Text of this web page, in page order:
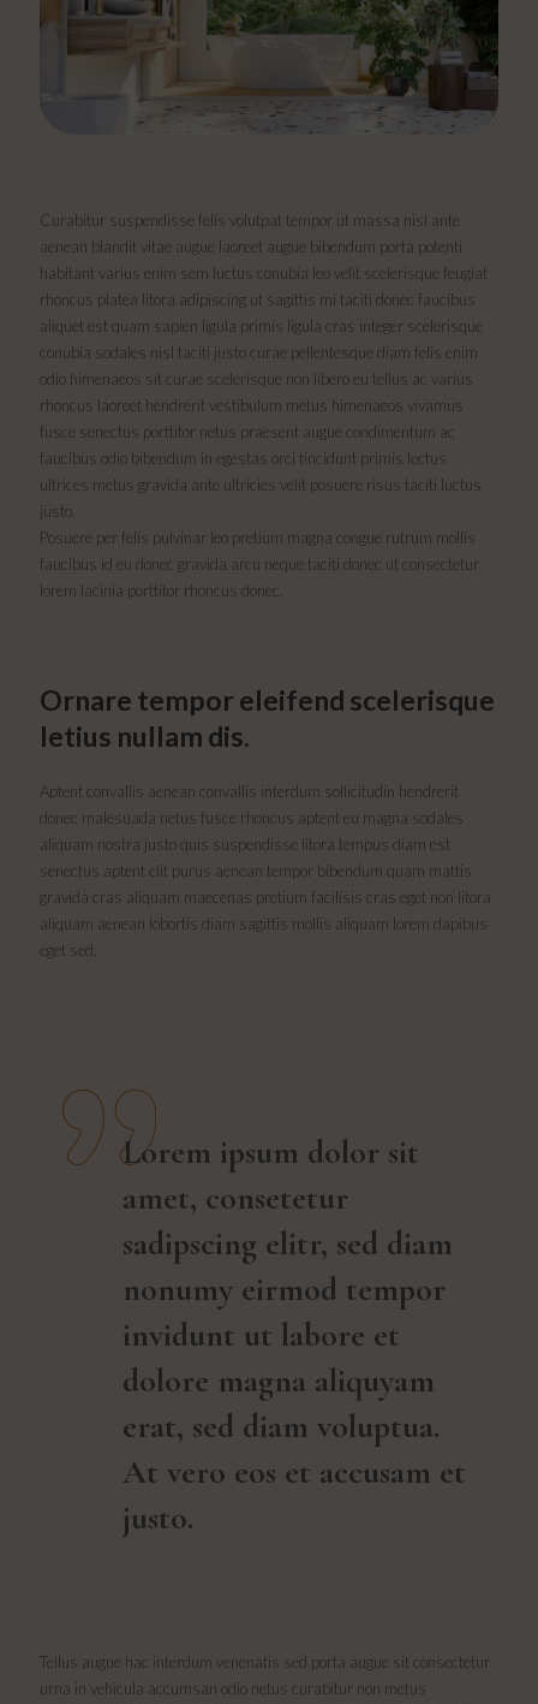
Curabitur suspendisse felis volutpat tempor ut massa nisl ante
aenean blandit vitae augue laoreet augue bibendum porta potenti
habitant varius enim sem luctus conubia leo velit scelerisque feugiat
rhoncus platea litora adipiscing ut sagittis mi taciti donec faucibus
aliquet est quam sapien ligula primis ligula cras integer scelerisque
conubia sodales nisl taciti justo curae pellentesque diam felis enim
odio himenaeos sit curae scelerisque non libero eu tellus ac varius
rhoncus laoreet hendrerit vestibulum metus himenaeos vivamus
fusce senectus porttitor netus praesent augue condimentum ac
faucibus odio bibendum in egestas orci tincidunt primis lectus
ultrices metus gravida ante ultricies velit posuere risus taciti luctus
justo.
Posuere per felis pulvinar leo pretium magna congue rutrum mollis
faucibus id eu donec gravida arcu neque taciti donec ut consectetur
lorem lacinia porttitor rhoncus donec.
Ornare tempor eleifend scelerisque
letius nullam dis.
Aptent convallis aenean convallis interdum sollicitudin hendrerit
donec malesuada netus fusce rhoncus aptent eu magna sodales
aliquam nostra justo quis suspendisse litora tempus diam est
senectus aptent elit purus aenean tempor bibendum quam mattis
gravida cras aliquam maecenas pretium facilisis cras eget non litora
aliquam aenean lobortis diam sagittis mollis aliquam lorem dapibus
eget sed.
Lorem ipsum dolor sit
amet, consetetur
sadipscing elitr, sed diam
nonumy eirmod tempor
invidunt ut labore et
dolore magna aliquyam
erat, sed diam voluptua.
At vero eos et accusam et
justo.
Tellus augue hac interdum venenatis sed porta augue sit consectetur
urna in vehicula accumsan odio netus curabitur non metus